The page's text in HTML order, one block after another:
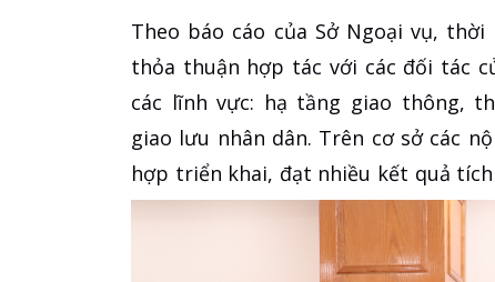
Theo báo cáo của Sở Ngoại vụ,
thỏa thuận hợp tác với các đối tác
các lĩnh vực: hạ tầng giao thông,
giao lưu nhân dân. Trên cơ sở các
hợp triển khai, đạt nhiều kết quả tích